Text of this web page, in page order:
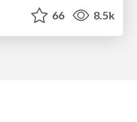
66 8.5k